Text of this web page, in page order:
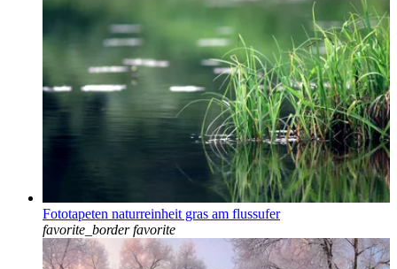
Fototapeten naturreinheit gras am flussufer
favorite_border favorite